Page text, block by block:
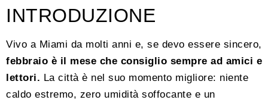
INTRODUZIONE
Vivo a Miami da molti anni e, se devo essere sincero,
febbraio è il mese che consiglio sempre ad amici e
lettori. La città è nel suo momento migliore: niente
caldo estremo, zero umidità soffocante e un